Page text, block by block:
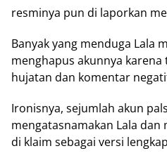
resminya pun di laporkan
Banyak yang menduga Lala
menghapus akunnya
hujatan dan komentar
Ironisnya, sejumlah akun
mengatasnamakan Lala dan
di klaim sebagai versi